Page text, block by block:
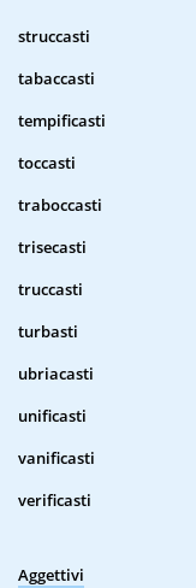
struccasti
tabaccasti
tempificasti
toccasti
traboccasti
trisecasti
truccasti
turbasti
ubriacasti
unificasti
vanificasti
verificasti
Aggettivi